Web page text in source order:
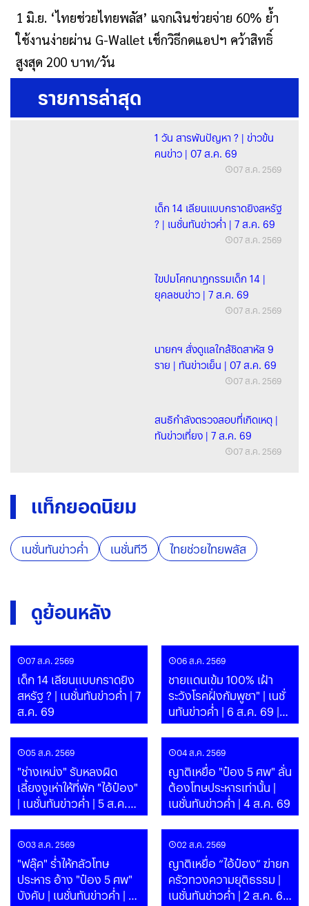
1 มิ.ย. ‘ไทยช่วยไทยพลัส’ แจกเงินช่วยจ่าย 60% ย้ำ
ใช้งานง่ายผ่าน G-Wallet เช็กวิธีกดแอปฯ คว้าสิทธิ์
สูงสุด 200 บาท/วัน
รายการล่าสุด
1 วัน สารพันปัญหา ? | ข่าวข้น
คนข่าว | 07 ส.ค. 69
07 ส.ค. 2569
เด็ก 14 เลียนแบบกราดยิงสหรัฐ
? | เนชั่นทันข่าวค่ำ | 7 ส.ค. 69
07 ส.ค. 2569
ไขปมโศกนาฏกรรมเด็ก 14 |
ยุคลชนข่าว | 7 ส.ค. 69
07 ส.ค. 2569
นายกฯ สั่งดูแลใกล้ชิดสาหัส 9
ราย | ทันข่าวเย็น | 07 ส.ค. 69
07 ส.ค. 2569
สนธิกำลังตรวจสอบที่เกิดเหตุ |
ทันข่าวเที่ยง | 7 ส.ค. 69
07 ส.ค. 2569
แท็กยอดนิยม
เนชั่นทันข่าวค่ำ เนชั่นทีวี ไทยช่วยไทยพลัส
ดูย้อนหลัง
07 ส.ค. 2569
เด็ก 14 เลียนแบบกราดยิง
สหรัฐ ? | เนชั่นทันข่าวค่ำ | 7
ส.ค. 69
06 ส.ค. 2569
ชายแดนเข้ม 100% เฝ้า
ระวังโรคฝั่งกัมพูชา" | เนชั่
นทันข่าวค่ำ | 6 ส.ค. 69 |
PART
05 ส.ค. 2569
"ช่างเหน่ง" รับหลงผิด
เลี้ยงงูเห่าให้ที่พัก "ไอ้ป๋อง"
| เนชั่นทันข่าวค่ำ | 5 ส.ค.
69 | PART
04 ส.ค. 2569
ญาติเหยื่อ "ป๋อง 5 ศพ" ลั่น
ต้องโทษประหารเท่านั้น |
เนชั่นทันข่าวค่ำ | 4 ส.ค. 69
03 ส.ค. 2569
"ฟลุ๊ค" ร่ำไห้กลัวโทษ
ประหาร อ้าง "ป๋อง 5 ศพ"
บังคับ | เนชั่นทันข่าวค่ำ | 3
02 ส.ค. 2569
ญาติเหยื่อ “ไอ้ป๋อง” ฆ่ายก
ครัวทวงความยุติธรรม |
เนชั่นทันข่าวค่ำ | 2 ส.ค. 69